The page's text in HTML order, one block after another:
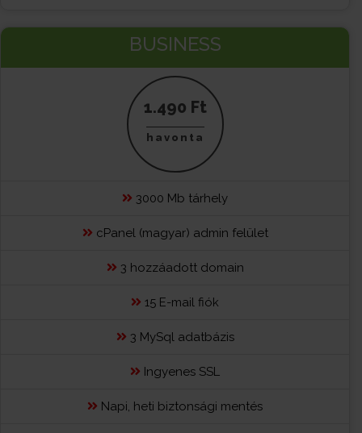
BUSINESS
1.490 Ft
havonta
3000 Mb tárhely
cPanel (magyar) admin felület
3 hozzáadott domain
15 E-mail fiók
3 MySql adatbázis
Ingyenes SSL
Napi, heti biztonsági mentés